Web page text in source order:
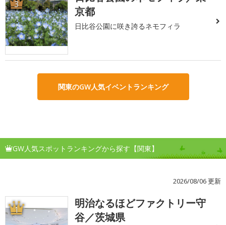
3
京都
日比谷公園に咲き誇るネモフィラ
関東のGW人気イベントランキング
GW人気スポットランキングから探す【関東】
2026/08/06 更新
1
明治なるほどファクトリー守
谷／茨城県